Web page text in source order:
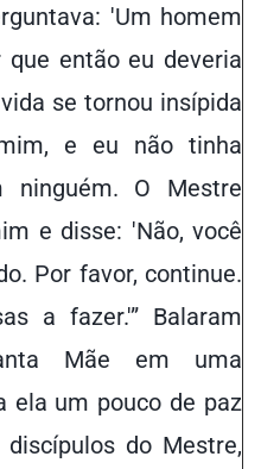
'Um homem
então eu deveria
se tornou insípida
e eu não tinha
O Mestre
e disse: 'Não, você
Por favor, continue.
a fazer.'” Balaram
Mãe em uma
ela um pouco de paz
do Mestre,